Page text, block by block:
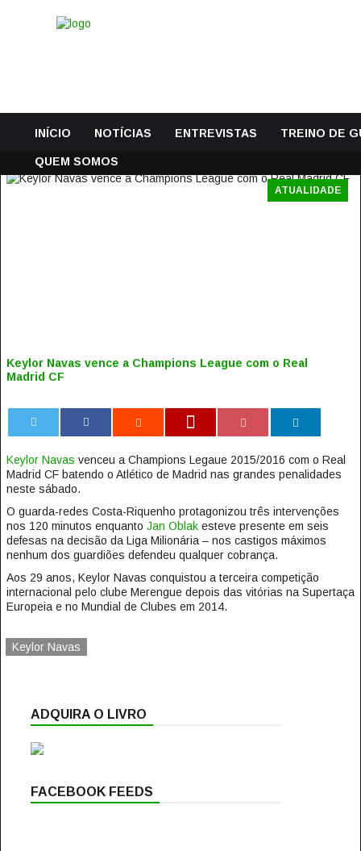
INÍCIO NOTÍCIAS ENTREVISTAS TREINO DE
QUEM SOMOS
ATUALIDADE
Keylor Navas vence a Champions League com o Real
Madrid CF
Keylor Navas venceu a Champions Legaue 2015/2016 com o Real
Madrid CF batendo o Atlético de Madrid nas grandes penalidades
neste sábado.
O guarda-redes Costa-Riquenho protagonizou três intervenções
nos 120 minutos enquanto Jan Oblakesteve presente em seis
defesas na decisão da Liga Milionária – nos castigos máximos
nenhum dos guardiões defendeu qualquer cobrança.
Aos 29 anos, Keylor Navas conquistou a terceira competição
internacional pelo clube Merengue depois das vitórias na Supertaça
Europeia e no Mundial de Clubes em 2014.
Keylor Navas
ADQUIRA O LIVRO
FACEBOOK FEEDS